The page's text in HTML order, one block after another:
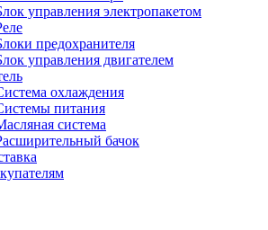
управления электропакетом
предохранителя
управления двигателем
охлаждения
питания
система
бачок